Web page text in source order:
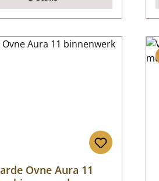
Ovne Aura 11